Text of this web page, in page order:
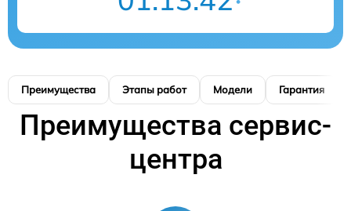
Преимущества Этапы работ Модели Гарантия
Преимущества сервис-
центра